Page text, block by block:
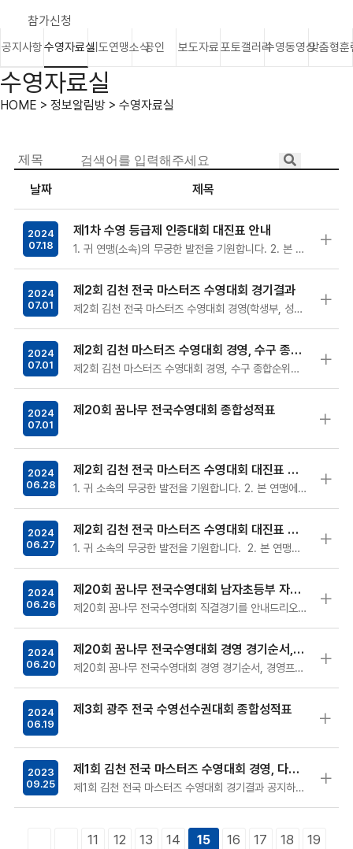
참가신청
공지사항수영자료실시도연맹소식공인 보도자료포토갤러리수영동영상맞춤형훈
수영자료실
HOME > 정보알림방 > 수영자료실
날짜 제목
2024
07.18
제1차 수영 등급제 인증대회 대진표 안내
1. 귀 연맹(소속)의 무궁한 발전을 기원합니다. 2. 본 연맹에서는 제1차 수영 등급제 인증대회 경기순서 및 대진표를 붙임과 같이 안…
2024
07.01
제2회 김천 전국 마스터즈 수영대회 경기결과
제2회 김천 전국 마스터즈 수영대회 경영(학생부, 성인부), 수구, 아티스틱 스위밍 경기결과입니다.
2024
07.01
제2회 김천 마스터즈 수영대회 경영, 수구 종합순위표
제2회 김천 마스터즈 수영대회 경영, 수구 종합순위표를 공지하오니 참고바랍니다.대회에 참가해주신 선수, 지도자, 학부모 여러분 고생많으셨습니다.…
2024
07.01
제20회 꿈나무 전국수영대회 종합성적표
2024
06.28
제2회 김천 전국 마스터즈 수영대회 대진표 안내(최종)
1. 귀 소속의 무궁한 발전을 기원합니다. 2. 본 연맹에서는 제2회 김천 전국 마스터즈 수영대회 대진표 및 경기순서…
2024
06.27
제2회 김천 전국 마스터즈 수영대회 대진표 안내(수정)
1. 귀 소속의 무궁한 발전을 기원합니다. 2. 본 연맹에서는 제2회 김천 전국 마스터즈 수영대회 대진표 및 경기순서를 붙임과&nb…
2024
06.26
제20회 꿈나무 전국수영대회 남자초등부 자유형100m 직결안내
제20회 꿈나무 전국수영대회 직결경기를 안내드리오니 해당 경기에 참가하는 선수 및 지도자분들께서는 내용을 숙지하시어 착오 없으시길 바랍니다.&n…
2024
06.20
제20회 꿈나무 전국수영대회 경영 경기순서, 경영프로그램, 대회신기록
제20회 꿈나무 전국수영대회 경영 경기순서, 경영프로그램, 대회신기록입니다.※ Ctrl+F 사용가능
2024
06.19
제3회 광주 전국 수영선수권대회 종합성적표
2023
09.25
제1회 김천 전국 마스터즈 수영대회 경영, 다이빙 경기결과
제1회 김천 전국 마스터즈 수영대회 경기결과 공지하오니 참고바랍니다.대회 참가해주신 동호인선수, 지도자, 학부모 여러분 고생많으셨습니다. 감사합…
11 12 13 14 15 16 17 18
19